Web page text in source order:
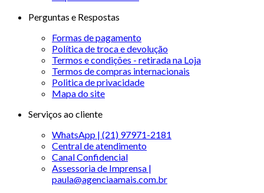
Perguntas e Respostas
Formas de pagamento
Política de troca e devolução
Termos e condições - retirada na Loja
Termos de compras internacionais
Politica de privacidade
Mapa do site
Serviços ao cliente
WhatsApp | (21) 97971-2181
Central de atendimento
Canal Confidencial
Assessoria de Imprensa |
paula@agenciaamais.com.br